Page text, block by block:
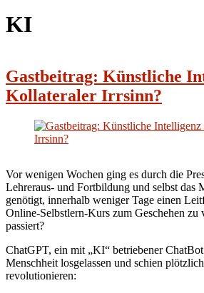
KI
Gastbeitrag: Künstliche
Kollateraler Irrsinn?
Vor wenigen Wochen ging es durch die
Lehreraus- und Fortbildung und selbst das
genötigt, innerhalb weniger Tage einen
Online-Selbstlern-Kurs zum Geschehen zu
passiert?
ChatGPT, ein mit „KI“ betriebener
Menschheit losgelassen und schien
revolutionieren: